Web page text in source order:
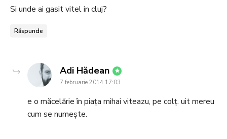
Si unde ai gasit vitel in cluj?
Răspunde
Adi Hădean says:
7 februarie 2014 17:03
e o măcelărie în piața mihai viteazu, pe colț. uit mereu
cum se numește.